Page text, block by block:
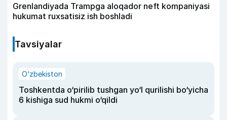
Grenlandiyada Trampga aloqador neft kompaniyasi
hukumat ruxsatisiz ish boshladi
Tavsiyalar
O‘zbekiston
Toshkentda o‘pirilib tushgan yo‘l qurilishi bo‘yicha
6 kishiga sud hukmi o‘qildi